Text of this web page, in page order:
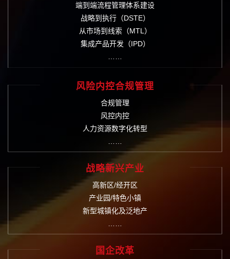
端到端流程管理体系建设
战略到执行（DSTE）
从市场到线索（MTL）
集成产品开发（IPD）
风险内控合规管理
合规管理
风控内控
人力资源数字化转型
战略新兴产业
高新区/经开区
产业园/特色小镇
新型城镇化及泛地产
国企改革